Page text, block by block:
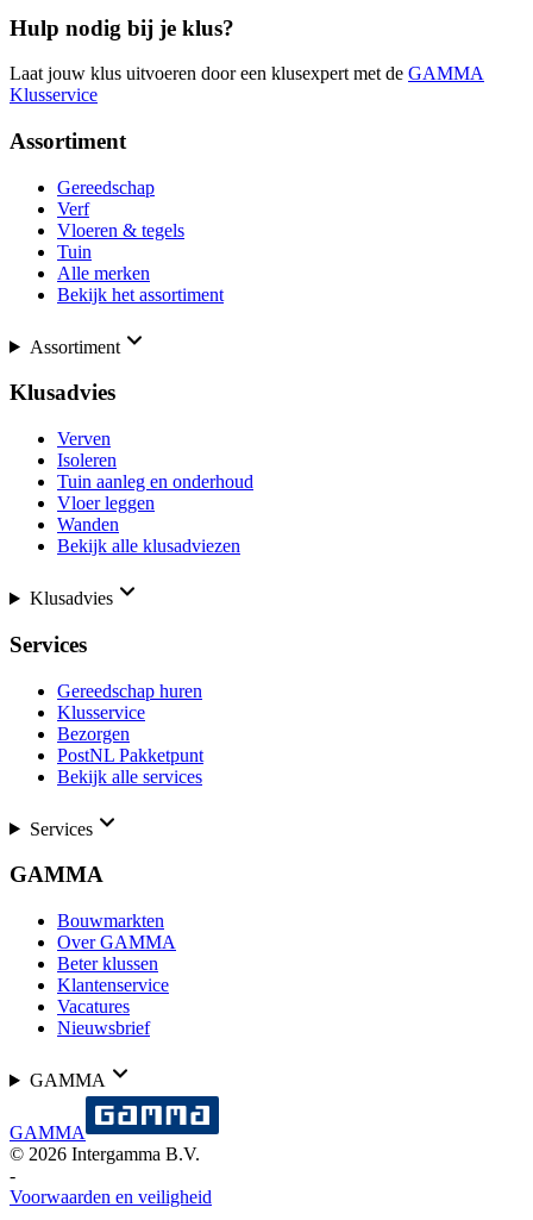
Hulp nodig bij je klus?
Laat jouw klus uitvoeren door een klusexpert met de GAMMA
Klusservice
Assortiment
Gereedschap
Verf
Vloeren & tegels
Tuin
Alle merken
Bekijk het assortiment
Assortiment
Klusadvies
Verven
Isoleren
Tuin aanleg en onderhoud
Vloer leggen
Wanden
Bekijk alle klusadviezen
Klusadvies
Services
Gereedschap huren
Klusservice
Bezorgen
PostNL Pakketpunt
Bekijk alle services
Services
GAMMA
Bouwmarkten
Over GAMMA
Beter klussen
Klantenservice
Vacatures
Nieuwsbrief
GAMMA
GAMMA
© 2026 Intergamma B.V.
-
Voorwaarden en veiligheid